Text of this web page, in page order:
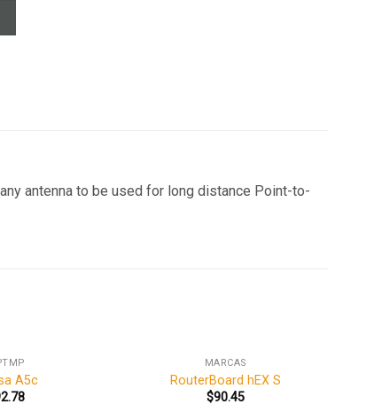
antenna to be used for long distance Point-to-
A5c
MARCAS
RouterBoard hEX S
$90.45